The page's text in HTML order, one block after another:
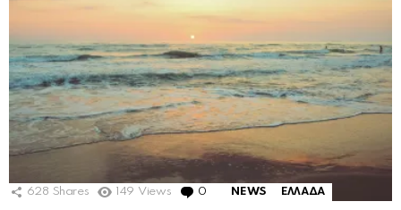
628 Shares 149 Views 0 Comments
NEWS ΕΛΛΑΔΑ